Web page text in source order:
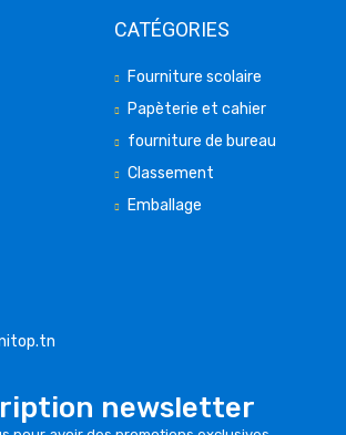
CATÉGORIES
Fourniture scolaire
Papèterie et cahier
fourniture de bureau
Classement
Emballage
newsletter